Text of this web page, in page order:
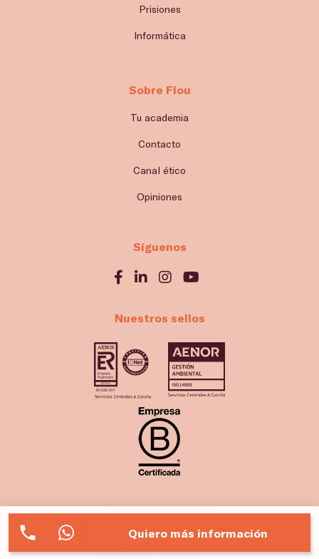
Prisiones
Informática
Sobre Flou
Tu academia
Contacto
Canal ético
Opiniones
Síguenos
Nuestros sellos
Entidad académica
colaboradora con
Quiero más información